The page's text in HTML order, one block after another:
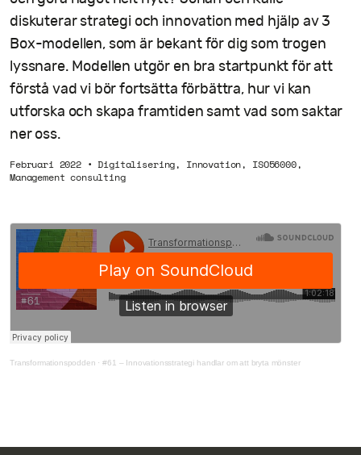
diskuterar strategi och innovation med hjälp av 3
Box-modellen, som är bekant för dig som trogen
lyssnare. Modellen utgör en bra startpunkt för att
förstå vad vi bör fortsätta förbättra, hur vi kan
utforska och skapa framtiden samt vad som saktar
ner oss.
Februari 2022•Digitalisering, Innovation, ISO56000,
Management consulting
Transformationspodden ·#61 – Innovationsstrategi handlar om att bryta mönster